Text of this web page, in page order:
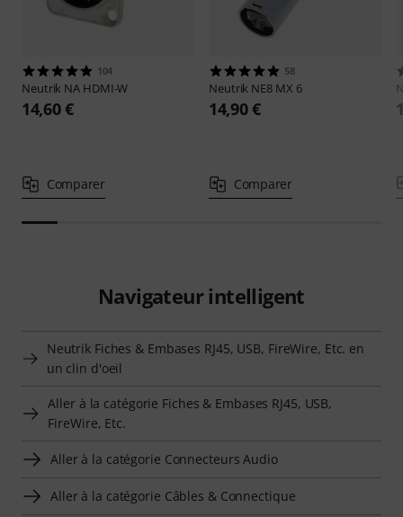
104
Neutrik NA HDMI-W
14,60 €
Comparer
58
Neutrik NE8 MX 6
14,90 €
Comparer
Navigateur intelligent
Neutrik Fiches & Embases RJ45, USB, FireWire, Etc. en
un clin d'oeil
Aller à la catégorie Fiches & Embases RJ45, USB,
FireWire, Etc.
Aller à la catégorie Connecteurs Audio
Aller à la catégorie Câbles & Connectique